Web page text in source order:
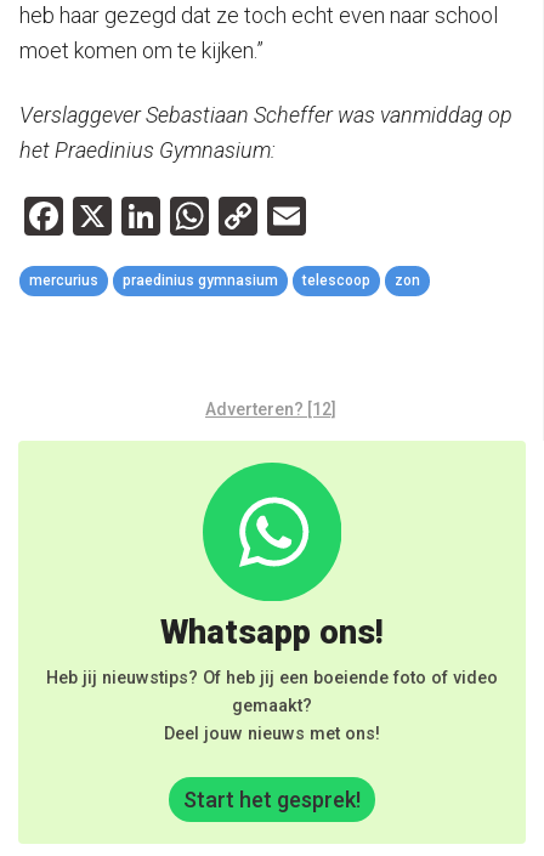
heb haar gezegd dat ze toch echt even naar school
moet komen om te kijken.”
Verslaggever Sebastiaan Scheffer was vanmiddag op
het Praedinius Gymnasium:
Facebook
X LinkedIn
WhatsApp
Copy
Link
mercurius praedinius gymnasium telescoop zon
Adverteren? [12]
Whatsapp ons!
Heb jij nieuwstips? Of heb jij een boeiende foto of video
gemaakt?
Deel jouw nieuws met ons!
Start het gesprek!